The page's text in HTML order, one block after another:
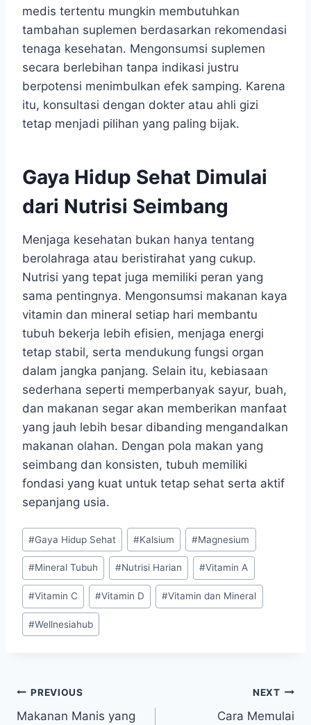
medis tertentu mungkin membutuhkan
tambahan suplemen berdasarkan rekomendasi
tenaga kesehatan. Mengonsumsi suplemen
secara berlebihan tanpa indikasi justru
berpotensi menimbulkan efek samping. Karena
itu, konsultasi dengan dokter atau ahli gizi
tetap menjadi pilihan yang paling bijak.
Gaya Hidup Sehat Dimulai
dari Nutrisi Seimbang
Menjaga kesehatan bukan hanya tentang
berolahraga atau beristirahat yang cukup.
Nutrisi yang tepat juga memiliki peran yang
sama pentingnya. Mengonsumsi makanan kaya
vitamin dan mineral setiap hari membantu
tubuh bekerja lebih efisien, menjaga energi
tetap stabil, serta mendukung fungsi organ
dalam jangka panjang. Selain itu, kebiasaan
sederhana seperti memperbanyak sayur, buah,
dan makanan segar akan memberikan manfaat
yang jauh lebih besar dibanding mengandalkan
makanan olahan. Dengan pola makan yang
seimbang dan konsisten, tubuh memiliki
fondasi yang kuat untuk tetap sehat serta aktif
sepanjang usia.
Post
Tags:
#Gaya Hidup Sehat #Kalsium #Magnesium
#Mineral Tubuh #Nutrisi Harian #Vitamin A
#Vitamin C #Vitamin D #Vitamin dan Mineral
#Wellnesiahub
Post
PREVIOUS
Makanan Manis yang
NEXT
Cara Memulai